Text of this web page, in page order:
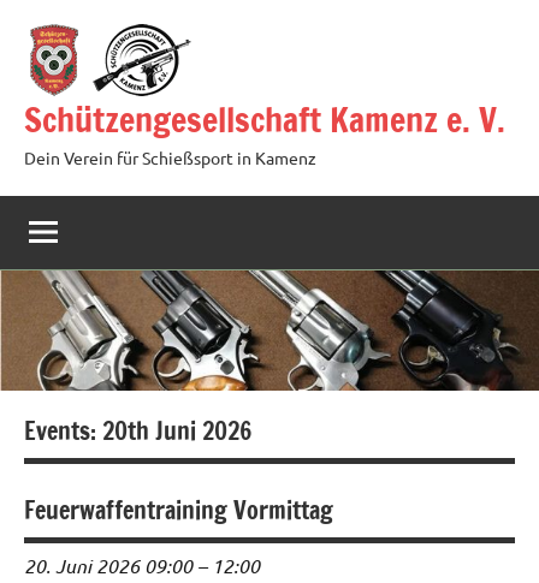
Inhalt
springen
Schützengesellschaft Kamenz e. V.
Dein Verein für Schießsport in Kamenz
Events: 20th Juni 2026
Feuerwaffentraining Vormittag
20. Juni 2026 09:00– 12:00